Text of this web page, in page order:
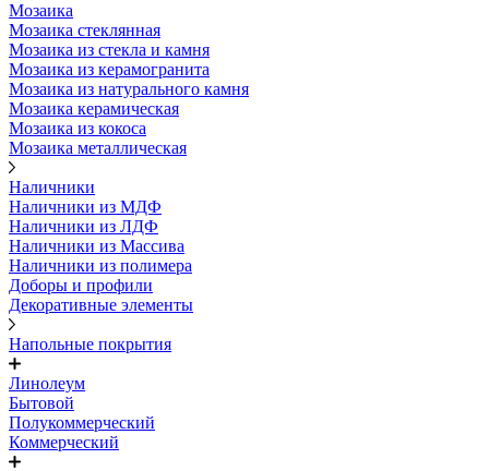
Мозаика
Мозаика стеклянная
Мозаика из стекла и камня
Мозаика из керамогранита
Мозаика из натурального камня
Мозаика керамическая
Мозаика из кокоса
Мозаика металлическая
Наличники
Наличники из МДФ
Наличники из ЛДФ
Наличники из Массива
Наличники из полимера
Доборы и профили
Декоративные элементы
Напольные покрытия
Линолеум
Бытовой
Полукоммерческий
Коммерческий